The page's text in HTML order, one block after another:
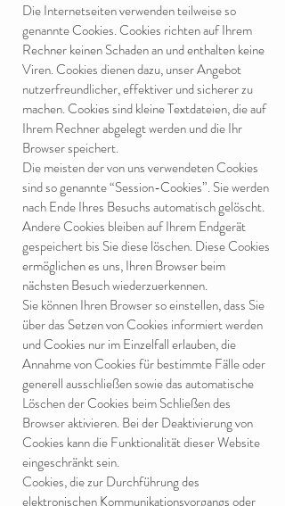
Die Internetseiten verwenden teilweise so
genannte Cookies. Cookies richten auf Ihrem
Rechner keinen Schaden an und enthalten keine
Viren. Cookies dienen dazu, unser Angebot
nutzerfreundlicher, effektiver und sicherer zu
machen. Cookies sind kleine Textdateien, die auf
Ihrem Rechner abgelegt werden und die Ihr
Browser speichert.
Die meisten der von uns verwendeten Cookies
sind so genannte “Session-Cookies”. Sie werden
nach Ende Ihres Besuchs automatisch gelöscht.
Andere Cookies bleiben auf Ihrem Endgerät
gespeichert bis Sie diese löschen. Diese Cookies
ermöglichen es uns, Ihren Browser beim
nächsten Besuch wiederzuerkennen.
Sie können Ihren Browser so einstellen, dass Sie
über das Setzen von Cookies informiert werden
und Cookies nur im Einzelfall erlauben, die
Annahme von Cookies für bestimmte Fälle oder
generell ausschließen sowie das automatische
Löschen der Cookies beim Schließen des
Browser aktivieren. Bei der Deaktivierung von
Cookies kann die Funktionalität dieser Website
eingeschränkt sein.
Cookies, die zur Durchführung des
elektronischen Kommunikationsvorgangs oder